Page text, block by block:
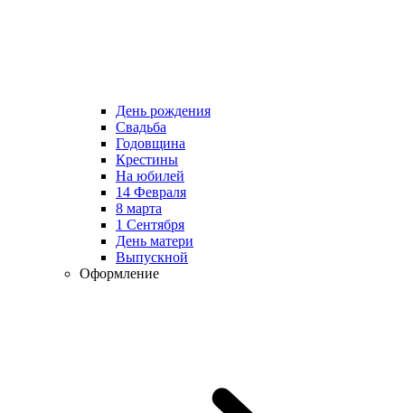
День рождения
Свадьба
Годовщина
Крестины
На юбилей
14 Февраля
8 марта
1 Сентября
День матери
Выпускной
Оформление